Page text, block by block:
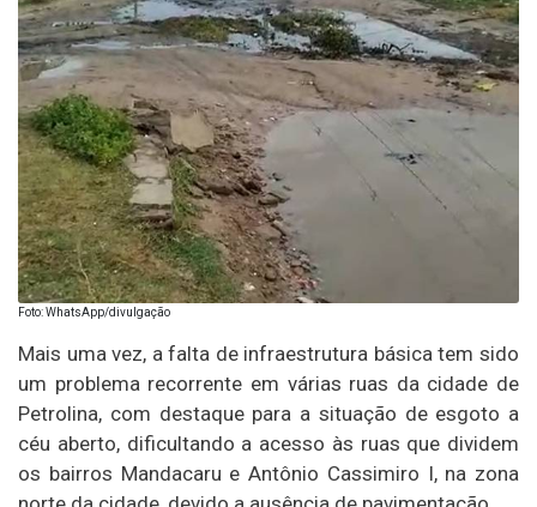
Foto: WhatsApp/divulgação
Mais uma vez, a falta de infraestrutura básica tem sido
um problema recorrente em várias ruas da cidade de
Petrolina, com destaque para a situação de esgoto a
céu aberto, dificultando a acesso às ruas que dividem
os bairros Mandacaru e Antônio Cassimiro I, na zona